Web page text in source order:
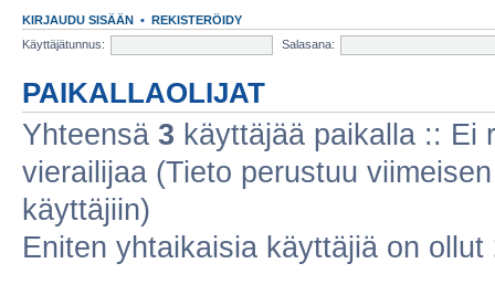
KIRJAUDU SISÄÄN • REKISTERÖIDY
Käyttäjätunnus:
Salasana:
PAIKALLAOLIJAT
Yhteensä 3 käyttäjää paikalla :: Ei
vierailijaa (Tieto perustuu
käyttäjiin)
Eniten yhtaikaisia käyttäjiä on ollut